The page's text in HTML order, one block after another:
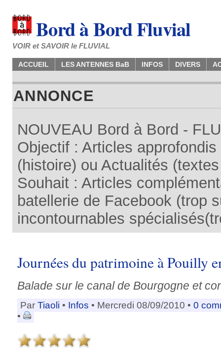
Bord à Bord Fluvial
VOIR et SAVOIR le FLUVIAL
ACCUEIL LES ANTENNES BaB INFOS DIVERS
ANNONCE
NOUVEAU Bord à Bord -
Objectif : Articles
(histoire) ou Actualités
Souhait : Articles
batellerie de Facebook (trop
incontournables
Journées du patrimoine à Pouilly
Balade sur le canal de Bourgogne et
Par Tiaoli • Infos • Mercredi 08/09/2010 • 0
•